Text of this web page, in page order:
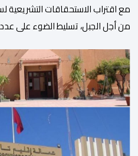
من أجل الجبل، تسليط الضوء على
المنتظرة، في إطار تعاقد سياسي مع
الوعود الانتخابية إلى التزامات